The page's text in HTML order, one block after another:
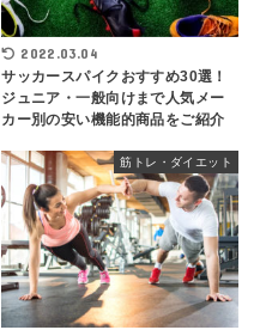
2022.03.04
サッカースパイクおすすめ30選！
ジュニア・一般向けまで人気メー
カー別の安い機能的商品をご紹介
筋トレ・ダイエット